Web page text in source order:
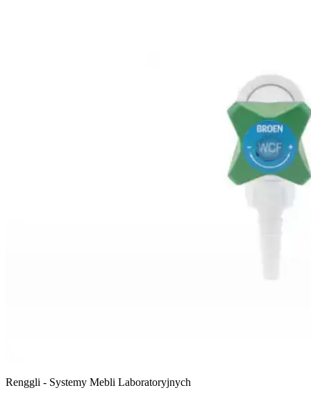
Renggli - Systemy Mebli Laboratoryjnych